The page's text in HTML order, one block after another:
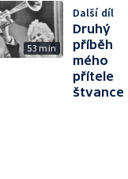
53 min
Další díl
Druhý
příběh
mého
přítele
štvance